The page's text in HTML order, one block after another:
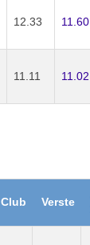
12.33 11.60
11.11 11.02
Club Verste